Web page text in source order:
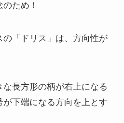
ため！
「ドリス」は、方向性が
長方形の柄が右上になる
下端になる方向を上とす